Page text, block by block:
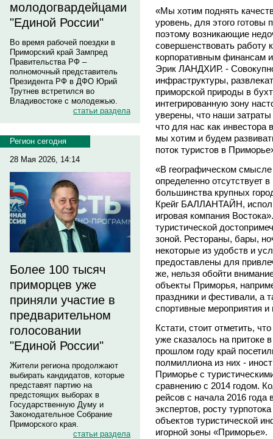
молодогвардейцами
"Единой России"
Во время рабочей поездки в
Приморский край Зампред
Правительства РФ –
полномочный представитель
Президента РФ в ДФО Юрий
Трутнев встретился во
Владивостоке с молодежью.
статьи раздела
Регион сегодня
28 Мая 2026, 14:14
Более 100 тысяч
приморцев уже
приняли участие в
предварительном
голосовании
"Единой России"
Жители региона продолжают
выбирать кандидатов, которые
представят партию на
предстоящих выборах в
Государственную Думу и
Законодательное Собрание
Приморского края.
статьи раздела
«Мы хотим поднять
уровень, для этого готовы
поэтому возникающие
совершенствовать работу
корпоративным финансам
Эрик ЛАНДХИР. -
инфраструктуры,
приморской природы в
интегрированную зону
уверены, что наши
что для нас как
мы хотим и будем
поток туристов в
«В географическом
определенно отсутствует
большинства крупных
Крейг БАЛЛАНТАЙН,
игровая компания
туристической
зоной. Рестораны, бары,
некоторые из удобств и
предоставлены для
же, нельзя обойти
объекты Приморья,
праздники и фестивали, а
спортивные мероприятия
Кстати, стоит отметить,
уже сказалось на притоке
прошлом году край
полмиллиона из них -
Приморье с
сравнению с 2014 годом.
рейсов с начала 2016
экспертов, росту
объектов туристической
игорной зоны «Приморье».